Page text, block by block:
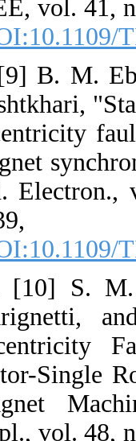
vol. 41,
B. M.
Electron.,
[10] S.
Single
vol. 48,